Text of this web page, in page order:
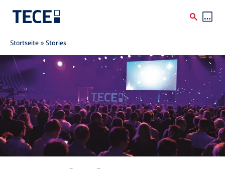
Direkt zum Inhalt
Breadcrumb
Startseite »Stories